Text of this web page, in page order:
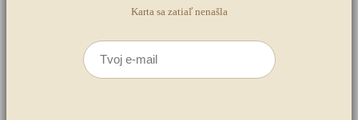
Karta sa zatiaľ nenašla